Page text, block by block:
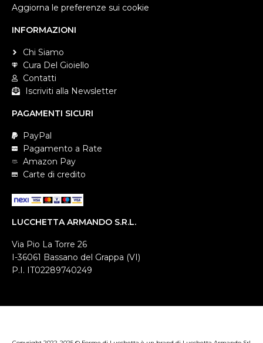
Aggiorna le preferenze sui cookie
INFORMAZIONI
Chi Siamo
Cura Del Gioiello
Contatti
Iscriviti alla Newsletter
PAGAMENTI SICURI
PayPal
Pagamento a Rate
Amazon Pay
Carte di credito
LUCCHETTA ARMANDO S.R.L.
Via Pio La Torre 26
I-36061 Bassano del Grappa (VI)
P.I. IT02289740249